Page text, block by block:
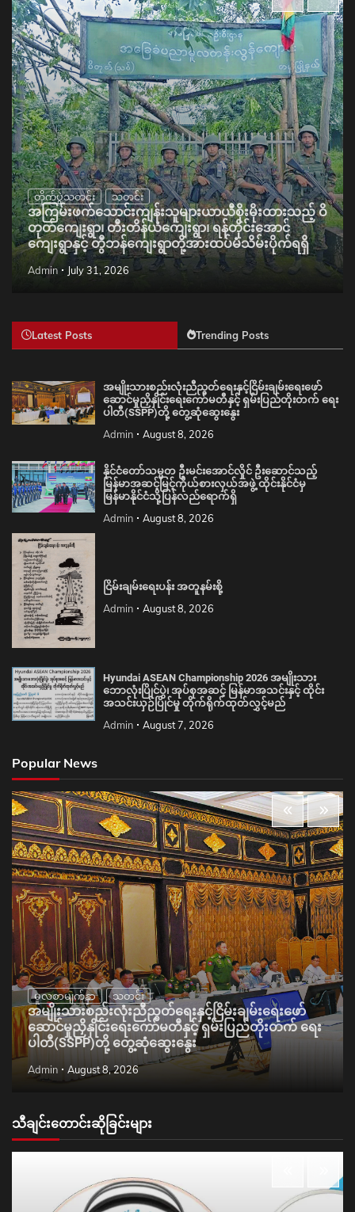
တိုက်ပွဲသတင်း သတင်း
အကြမ်းဖက်သောင်းကျန်းသူများယာယီစိုးမိုးထားသည့် ဝိ
တုတ်ကျေးရွာ၊ တီးတိန်ယံကျေးရွာ၊ ရန်တိုင်းအောင်
ကျေးရွာနှင့် တွီဘန်ကျေးရွာတို့အားထပ်မံသိမ်းပိုက်ရရှိ
Admin July 31, 2026
ပါတီ(SSPP)တို့ တွေ့ဆုံဆွေးနွေး
Admin August 8, 2026
မြန်မာနိုင်ငံသို့ပြန်လည်ရောက်ရှိ
Admin August 8, 2026
Admin August 8, 2026
အသင်းယှဉ်ပြိုင်မှု တိုက်ရိုက်ထုတ်လွှင့်မည်
Admin August 7, 2026
မူလစာမျက်နှာ သတင်း
အမျိုးသားစည်းလုံးညီညွတ်ရေးနှင့်ငြိမ်းချမ်းရေးဖော်
ဆောင်မှုညှိနှိုင်းရေးကော်မတီနှင့် ရှမ်းပြည်တိုးတက် ရေး
ပါတီ(SSPP)တို့ တွေ့ဆုံဆွေးနွေး
Admin August 8, 2026